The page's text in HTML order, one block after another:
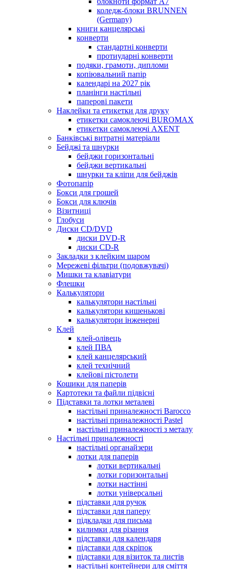
коледж-блоки BRUNNEN
(Germany)
книги канцелярські
конверти
стандартні конверти
протиударні конверти
подяки, грамоти, дипломи
копіювальний папір
календарі на 2027 рік
планінги настільні
паперові пакети
Наклейки та етикетки для друку
етикетки самоклеючі BUROMAX
етикетки самоклеючі AXENT
Банківські витратні матеріали
Бейджі та шнурки
бейджи горизонтальні
бейджи вертикальні
шнурки та кліпи для бейджів
Фотопапір
Бокси для грошей
Бокси для ключів
Візитниці
Глобуси
Диски CD/DVD
диски DVD-R
диски CD-R
Закладки з клейким шаром
Мережеві фільтри (подовжувачі)
Мишки та клавіатури
Флешки
Калькулятори
калькулятори настільні
калькулятори кишенькові
калькулятори інженерні
Клей
клей-олівець
клей ПВА
клей канцелярський
клей технічний
клейові пістолети
Кошики для паперів
Картотеки та файли підвісні
Підставки та лотки металеві
настільні приналежності Barocco
настільні приналежності Pastel
настільні приналежності з металу
Настільні приналежності
настільні органайзери
лотки для паперів
лотки вертикальні
лотки горизонтальні
лотки настінні
лотки універсальні
підставки для ручок
підставки для паперу
підкладки для письма
килимки для різання
підставки для календаря
підставки для скріпок
підставки для візиток та листів
настільні контейнери для сміття